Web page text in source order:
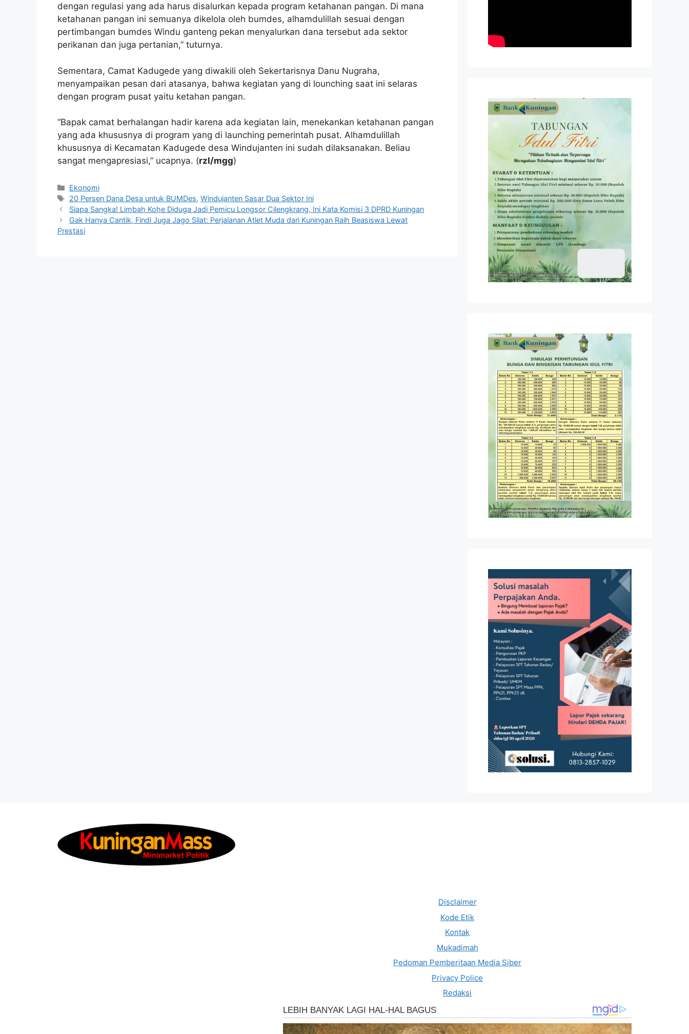
dengan regulasi yang ada harus disalurkan kepada program ketahanan pangan. Di mana
ketahanan pangan ini semuanya dikelola oleh bumdes, alhamdulillah sesuai dengan
pertimbangan bumdes Windu ganteng pekan menyalurkan dana tersebut ada sektor
perikanan dan juga pertanian,” tuturnya.
Sementara, Camat Kadugede yang diwakili oleh Sekertarisnya Danu Nugraha,
menyampaikan pesan dari atasanya, bahwa kegiatan yang di lounching saat ini selaras
dengan program pusat yaitu ketahan pangan.
“Bapak camat berhalangan hadir karena ada kegiatan lain, menekankan ketahanan pangan
yang ada khususnya di program yang di launching pemerintah pusat. Alhamdulillah
khususnya di Kecamatan Kadugede desa Windujanten ini sudah dilaksanakan. Beliau
sangat mengapresiasi,” ucapnya. (rzl/mgg)
Kategori
Ekonomi
Tag
20 Persen Dana Desa untuk BUMDes,Windujanten Sasar Dua Sektor Ini
Siapa Sangka! Limbah Kohe Diduga Jadi Pemicu Longsor Cilengkrang, Ini Kata Komisi 3 DPRD Kuningan
Gak Hanya Cantik, Findi Juga Jago Silat: Perjalanan Atlet Muda dari Kuningan Raih Beasiswa Lewat
Prestasi
Disclaimer
Kode Etik
Kontak
Mukadimah
Pedoman Pemberitaan Media Siber
Privacy Police
Redaksi